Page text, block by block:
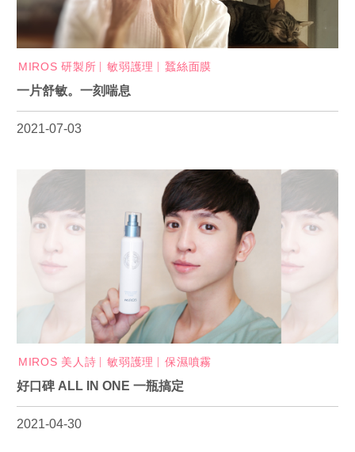
MIROS 研製所 敏弱護理 蠶絲面膜
一片舒敏。一刻喘息
2021-07-03
MIROS 美人詩 敏弱護理 保濕噴霧
好口碑 ALL IN ONE 一瓶搞定
2021-04-30